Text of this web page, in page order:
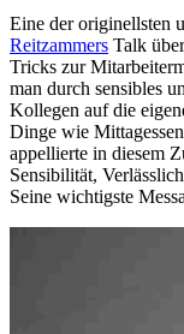
Eine der originellsten
Reitzammers Talk
Tricks zur
man durch sensibles
Kollegen auf die
Dinge wie
appellierte in diesem
Sensibilität,
Seine wichtigste